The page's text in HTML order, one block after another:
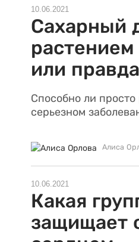
10.06.2021
Сахарный
или правда
Способно ли
серьезном
Алиса
10.06.2021
Какая
защищает